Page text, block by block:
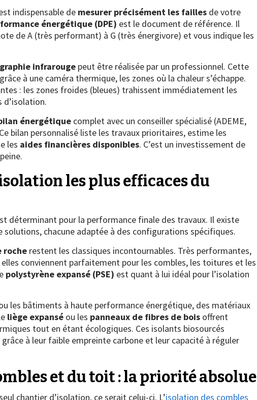
indispensable de mesurer précisément les failles de votre
énergétique (DPE) est le document de référence. Il
de A (très performant) à G (très énergivore) et vous indique les
infrarouge peut être réalisée par un professionnel. Cette
à une caméra thermique, les zones où la chaleur s’échappe.
: les zones froides (bleues) trahissent immédiatement les
énergétique complet avec un conseiller spécialisé (ADEME,
bilan personnalisé liste les travaux prioritaires, estime les
les aides financières disponibles. C’est un investissement de
les plus efficaces du
déterminant pour la performance finale des travaux. Il existe
solutions, chacune adaptée à des configurations spécifiques.
roche restent les classiques incontournables. Très performantes,
conviennent parfaitement pour les combles, les toitures et les
polystyrène expansé (PSE) est quant à lui idéal pour l’isolation
les bâtiments à haute performance énergétique, des matériaux
liège expansé ou les panneaux de fibres de bois offrent
tout en étant écologiques. Ces isolants biosourcés
à leur faible empreinte carbone et leur capacité à réguler
et du toit : la priorité absolue
chantier d’isolation, ce serait celui-ci. L’isolation des combles